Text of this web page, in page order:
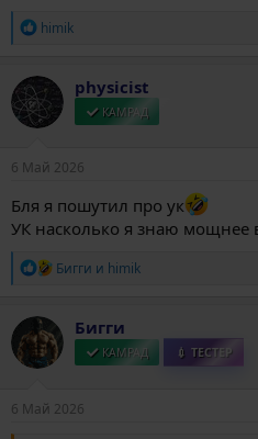
Р
к
ц
и
и
himik
physicist
КАМРАД
6 Май 2026
Бля я пошутил про ук
УК насколько я знаю мощнее
Р
к
ц
и
Бигги и himik
Бигги
КАМРАД 💉 ТЕСТЕР
6 Май 2026